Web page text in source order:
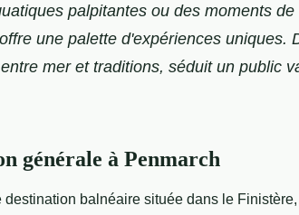
palpitantes ou des moments
une palette d'expériences uniques.
mer et traditions, séduit un public
générale à Penmarch
destination balnéaire située dans le